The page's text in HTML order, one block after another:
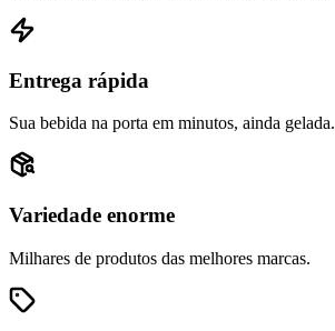
Entrega rápida
Sua bebida na porta em minutos, ainda gelada.
Variedade enorme
Milhares de produtos das melhores marcas.